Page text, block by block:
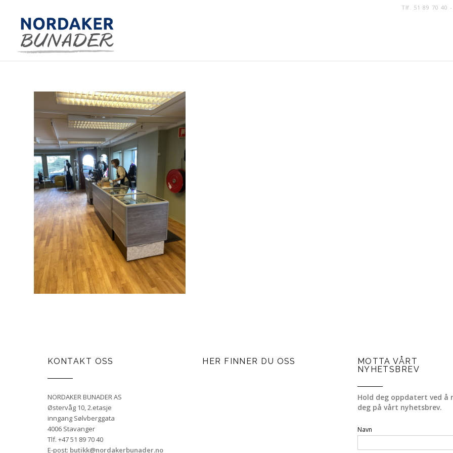
Tlf. 51 89 70 40
KONTAKT OSS
NORDAKER BUNADER AS
Østervåg 10, 2.etasje
inngang Sølvberggata
4006 Stavanger
Tlf. +47 51 89 70 40
E-post: butikk@nordakerbunader.no
HER FINNER DU OSS
MOTTA VÅRT
NYHETSBREV
Hold deg oppdatert ved å
deg på vårt nyhetsbrev.
Navn